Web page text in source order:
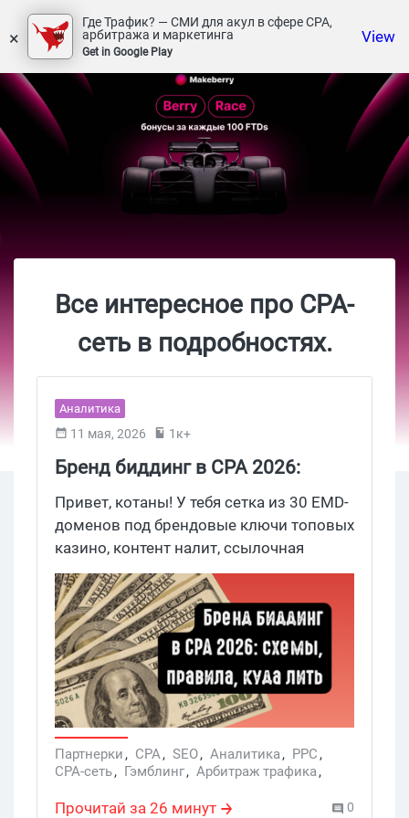
×
Где Трафик? — СМИ для акул в сфере СРА,
арбитража и маркетинга
Get in Google Play
View
Все интересное про CPA-
сеть в подробностях.
Аналитика
11 мая, 2026 1к+
Бренд биддинг в CPA 2026:
правила, схемы и партнерки,
которые принимают брендовый
трафик
Привет, котаны! У тебя сетка из 30 EMD-
доменов под брендовые ключи топовых
казино, контент налит, ссылочная
прокачана, а ты ловишь паничку
каждый раз, когда запрашиваешь
выплату: запалит ли рекламодатель, что
ты льешь прямой брендовый трафик
или нет. Бренд биддинг сегодня — самая
спорная тема гемблинг SEO и PPC, в
которой стоит плотно разобраться.
Заходи — разбираем способы, как
партнерка палит брендовый трафик, как
обезопасить свои выплаты и бонусом
список партнерок, кто принимает
Партнерки, CPA, SEO, Аналитика, PPC,
CPA-сеть, Гэмблинг, Арбитраж трафика,
Brand bidding
Прочитай за 26 минут 0